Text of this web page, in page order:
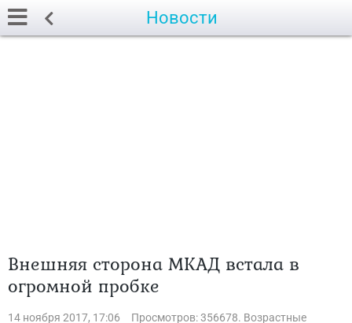
Новости
Внешняя сторона МКАД встала в
огромной пробке
14 ноября 2017, 17:06
Просмотров: 356678. Возрастные